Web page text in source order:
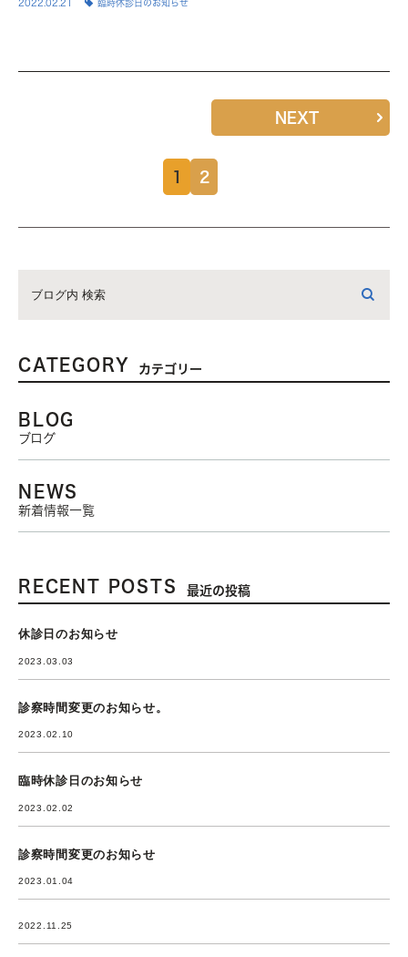
2022.02.21 臨時休診日のお知らせ
1 2
NEXT
CATEGORY カテゴリー
BLOG
ブログ
NEWS
新着情報一覧
RECENT POSTS 最近の投稿
休診日のお知らせ
2023.03.03
診察時間変更のお知らせ。
2023.02.10
臨時休診日のお知らせ
2023.02.02
診察時間変更のお知らせ
2023.01.04
2022.11.25